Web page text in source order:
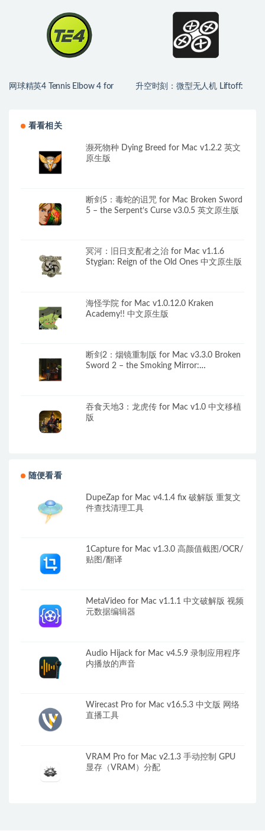
网球精英4 Tennis Elbow 4 for
升空时刻：微型无人机 Liftoff:
看看相关
濒死物种 Dying Breed for Mac v1.2.2 英文
原生版
断剑5：毒蛇的诅咒 for Mac Broken Sword
5 – the Serpent’s Curse v3.0.5 英文原生版
冥河：旧日支配者之治 for Mac v1.1.6
Stygian: Reign of the Old Ones 中文原生版
海怪学院 for Mac v1.0.12.0 Kraken
Academy!! 中文原生版
断剑2：烟镜重制版 for Mac v3.3.0 Broken
Sword 2 – the Smoking Mirror:
吞食天地3：龙虎传 for Mac v1.0 中文移植
版
随便看看
DupeZap for Mac v4.1.4 fix 破解版 重复文
件查找清理工具
1Capture for Mac v1.3.0 高颜值截图/OCR/
贴图/翻译
MetaVideo for Mac v1.1.1 中文破解版 视频
元数据编辑器
Audio Hijack for Mac v4.5.9 录制应用程序
内播放的声音
Wirecast Pro for Mac v16.5.3 中文版 网络
直播工具
VRAM Pro for Mac v2.1.3 手动控制 GPU
显存（VRAM）分配